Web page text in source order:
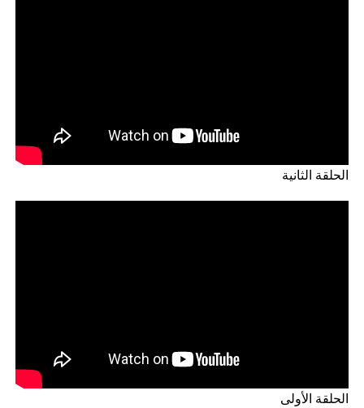
الحلقة الثانية
الحلقة الأولى